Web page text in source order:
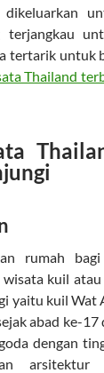
terjangkau
tertarik untuk
Thailand
rumah
wisata kuil
yaitu kuil Wat
abad ke-
dengan